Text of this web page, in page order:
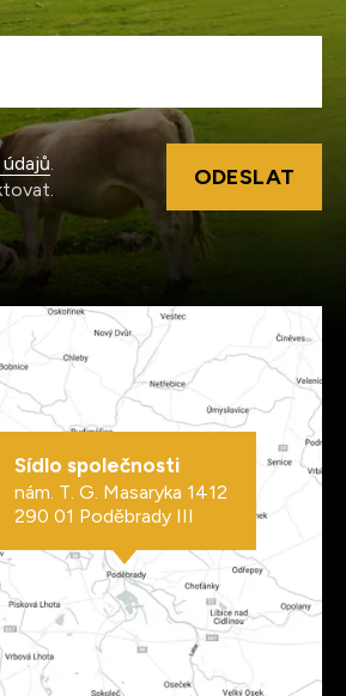
.
ODESLAT
Sídlo společnosti
nám. T. G. Masaryka 1412
290 01 Poděbrady III